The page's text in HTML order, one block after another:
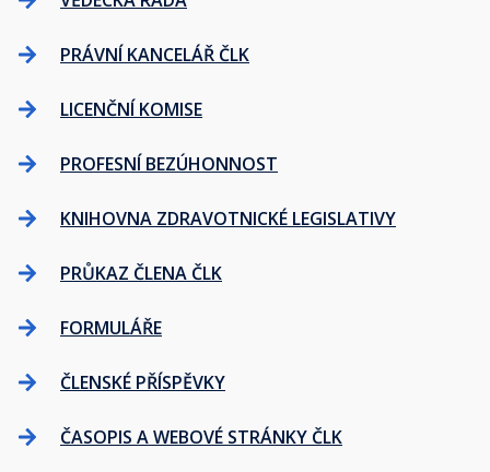
PRÁVNÍ KANCELÁŘ ČLK
LICENČNÍ KOMISE
PROFESNÍ BEZÚHONNOST
KNIHOVNA ZDRAVOTNICKÉ LEGISLATIVY
PRŮKAZ ČLENA ČLK
FORMULÁŘE
ČLENSKÉ PŘÍSPĚVKY
ČASOPIS A WEBOVÉ STRÁNKY ČLK